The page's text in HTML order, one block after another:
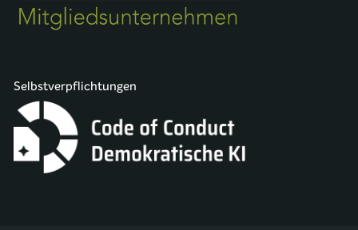
Selbstverpflichtungen